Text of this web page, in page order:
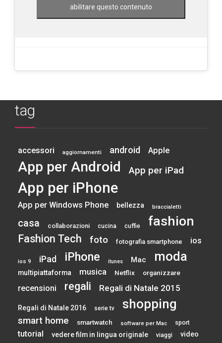
abilitare questo contenuto
tag
accessori aggiornamenti android Apple
App per Android App per iPad
App per iPhone
App per Windows Phone bellezza braccialetti
casa collaborazioni cucina cuffie fashion
Fashion Tech foto fotografia smartphone ios
ios 9 iPad iPhone itunes Mac moda
multipiattaforma musica Netflix organizzare
recensioni regali Regali di Natale 2015
Regali di Natale 2016 serie tv shopping
smart home smartwatch software per Mac sport
tutorial vedere film in lingua originale viaggi video